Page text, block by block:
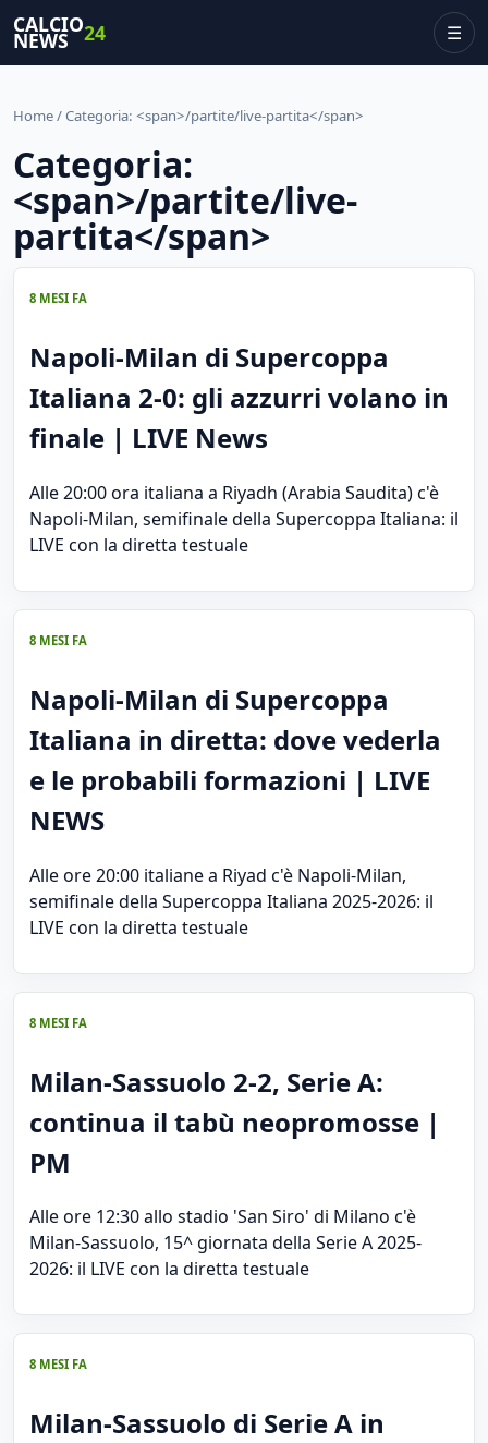
CALCIO
NEWS 24 ☰
Home/ Categoria: <span>/partite/live-partita</span>
Categoria:
<span>/partite/live-
partita</span>
8 MESI FA
Napoli-Milan di Supercoppa
Italiana 2-0: gli azzurri volano in
finale | LIVE News
Alle 20:00 ora italiana a Riyadh (Arabia Saudita) c'è
Napoli-Milan, semifinale della Supercoppa Italiana: il
LIVE con la diretta testuale
8 MESI FA
Napoli-Milan di Supercoppa
Italiana in diretta: dove vederla
e le probabili formazioni | LIVE
NEWS
Alle ore 20:00 italiane a Riyad c'è Napoli-Milan,
semifinale della Supercoppa Italiana 2025-2026: il
LIVE con la diretta testuale
8 MESI FA
Milan-Sassuolo 2-2, Serie A:
continua il tabù neopromosse |
PM
Alle ore 12:30 allo stadio 'San Siro' di Milano c'è
Milan-Sassuolo, 15^ giornata della Serie A 2025-
2026: il LIVE con la diretta testuale
8 MESI FA
Milan-Sassuolo di Serie A in